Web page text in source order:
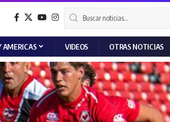
AMERICAS VIDEOS OTRAS NOTICIAS